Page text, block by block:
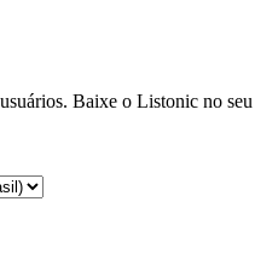
Baixe o Listonic no seu